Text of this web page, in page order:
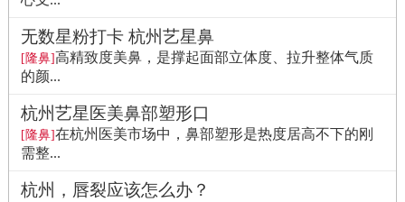
无数星粉打卡 杭州艺星鼻
[隆鼻]高精致度美鼻，是撑起面部立体度、拉升整体气质
的颜...
杭州艺星医美鼻部塑形口
[隆鼻]在杭州医美市场中，鼻部塑形是热度居高不下的刚
需整...
杭州，唇裂应该怎么办？